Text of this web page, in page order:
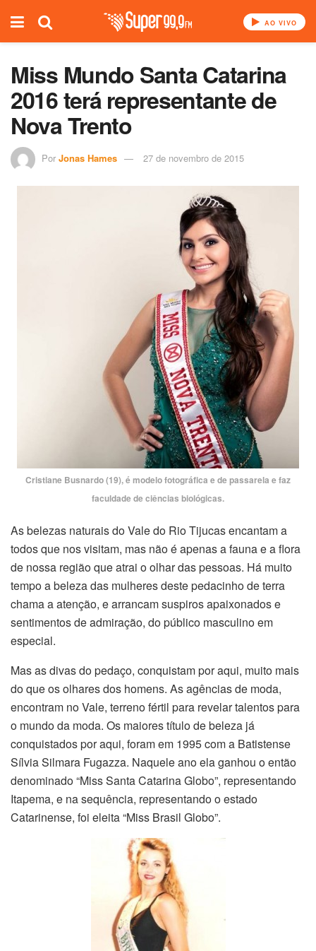
AO VIVO
Miss Mundo Santa Catarina
2016 terá representante de
Nova Trento
Por Jonas Hames 27 de novembro de 2015
Cristiane Busnardo (19), é modelo fotográfica e de passarela e faz
faculdade de ciências biológicas.
As belezas naturais do Vale do Rio Tijucas encantam a
todos que nos visitam, mas não é apenas a fauna e a flora
de nossa região que atrai o olhar das pessoas. Há muito
tempo a beleza das mulheres deste pedacinho de terra
chama a atenção, e arrancam suspiros apaixonados e
sentimentos de admiração, do público masculino em
especial.
Mas as divas do pedaço, conquistam por aqui, muito mais
do que os olhares dos homens. As agências de moda,
encontram no Vale, terreno fértil para revelar talentos para
o mundo da moda. Os maiores título de beleza já
conquistados por aqui, foram em 1995 com a Batistense
Sílvia Silmara Fugazza. Naquele ano ela ganhou o então
denominado “Miss Santa Catarina Globo”, representando
Itapema, e na sequência, representando o estado
Catarinense, foi eleita “Miss Brasil Globo”.